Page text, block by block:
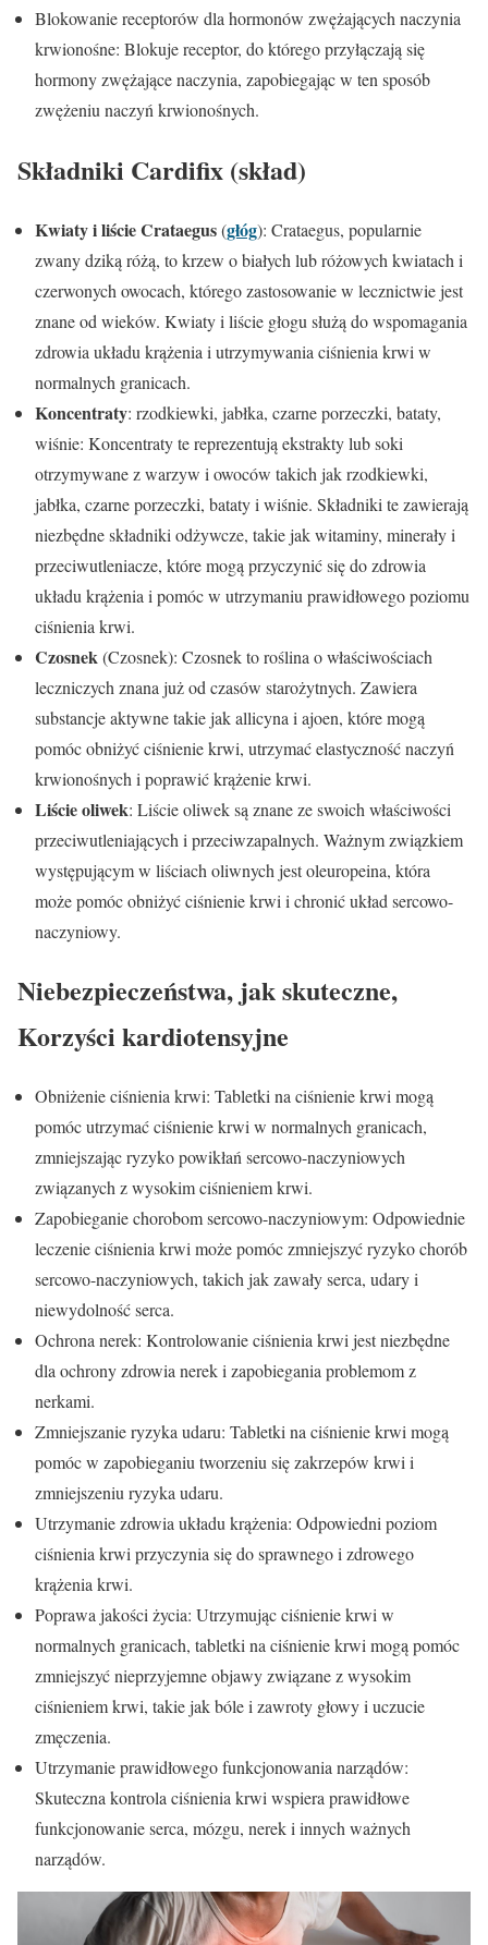
Blokowanie receptorów dla hormonów zwężających naczynia
krwionośne: Blokuje receptor, do którego przyłączają się
hormony zwężające naczynia, zapobiegając w ten sposób
zwężeniu naczyń krwionośnych.
Składniki Cardifix (skład)
Kwiaty i liście Crataegus(głóg): Crataegus, popularnie
zwany dziką różą, to krzew o białych lub różowych kwiatach i
czerwonych owocach, którego zastosowanie w lecznictwie jest
znane od wieków. Kwiaty i liście głogu służą do wspomagania
zdrowia układu krążenia i utrzymywania ciśnienia krwi w
normalnych granicach.
Koncentraty: rzodkiewki, jabłka, czarne porzeczki, bataty,
wiśnie: Koncentraty te reprezentują ekstrakty lub soki
otrzymywane z warzyw i owoców takich jak rzodkiewki,
jabłka, czarne porzeczki, bataty i wiśnie. Składniki te zawierają
niezbędne składniki odżywcze, takie jak witaminy, minerały i
przeciwutleniacze, które mogą przyczynić się do zdrowia
układu krążenia i pomóc w utrzymaniu prawidłowego poziomu
ciśnienia krwi.
Czosnek (Czosnek): Czosnek to roślina o właściwościach
leczniczych znana już od czasów starożytnych. Zawiera
substancje aktywne takie jak allicyna i ajoen, które mogą
pomóc obniżyć ciśnienie krwi, utrzymać elastyczność naczyń
krwionośnych i poprawić krążenie krwi.
Liście oliwek: Liście oliwek są znane ze swoich właściwości
przeciwutleniających i przeciwzapalnych. Ważnym związkiem
występującym w liściach oliwnych jest oleuropeina, która
może pomóc obniżyć ciśnienie krwi i chronić układ sercowo-
naczyniowy.
Niebezpieczeństwa, jak skuteczne,
Korzyści kardiotensyjne
Obniżenie ciśnienia krwi: Tabletki na ciśnienie krwi mogą
pomóc utrzymać ciśnienie krwi w normalnych granicach,
zmniejszając ryzyko powikłań sercowo-naczyniowych
związanych z wysokim ciśnieniem krwi.
Zapobieganie chorobom sercowo-naczyniowym: Odpowiednie
leczenie ciśnienia krwi może pomóc zmniejszyć ryzyko chorób
sercowo-naczyniowych, takich jak zawały serca, udary i
niewydolność serca.
Ochrona nerek: Kontrolowanie ciśnienia krwi jest niezbędne
dla ochrony zdrowia nerek i zapobiegania problemom z
nerkami.
Zmniejszanie ryzyka udaru: Tabletki na ciśnienie krwi mogą
pomóc w zapobieganiu tworzeniu się zakrzepów krwi i
zmniejszeniu ryzyka udaru.
Utrzymanie zdrowia układu krążenia: Odpowiedni poziom
ciśnienia krwi przyczynia się do sprawnego i zdrowego
krążenia krwi.
Poprawa jakości życia: Utrzymując ciśnienie krwi w
normalnych granicach, tabletki na ciśnienie krwi mogą pomóc
zmniejszyć nieprzyjemne objawy związane z wysokim
ciśnieniem krwi, takie jak bóle i zawroty głowy i uczucie
zmęczenia.
Utrzymanie prawidłowego funkcjonowania narządów:
Skuteczna kontrola ciśnienia krwi wspiera prawidłowe
funkcjonowanie serca, mózgu, nerek i innych ważnych
narządów.